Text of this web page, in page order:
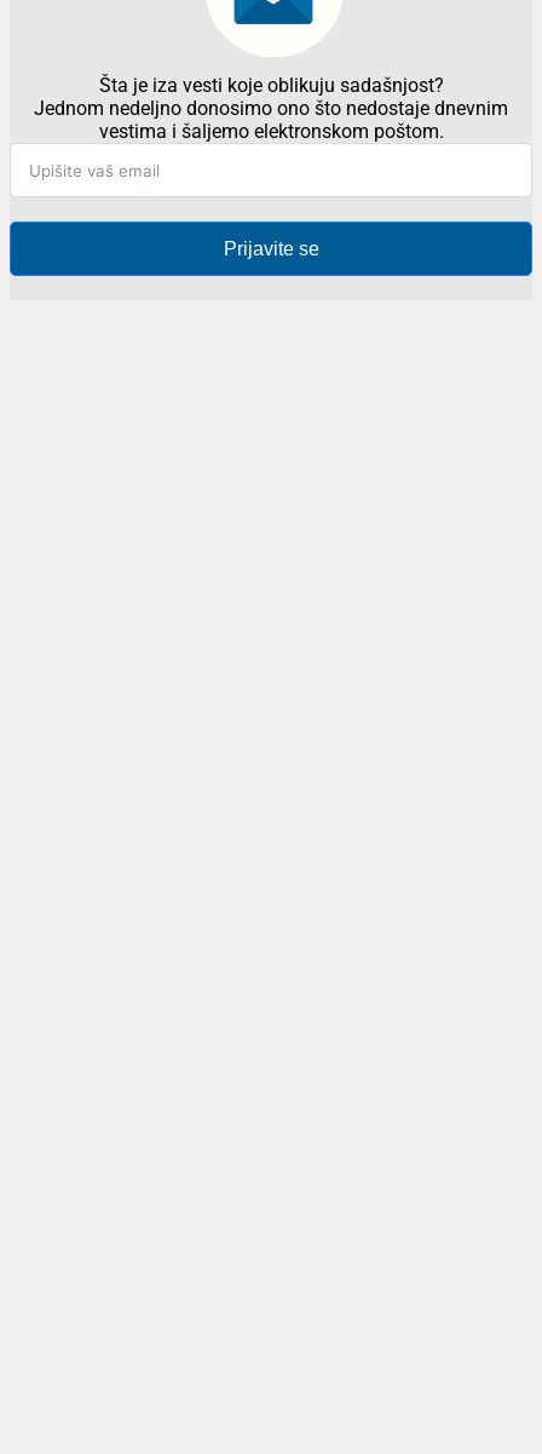
Šta je iza vesti koje oblikuju sadašnjost?
Jednom nedeljno donosimo ono što nedostaje dnevnim
vestima i šaljemo elektronskom poštom.
Prijavite se